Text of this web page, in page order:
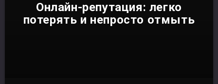
Онлайн-репутация: легко
потерять и непросто отмыть